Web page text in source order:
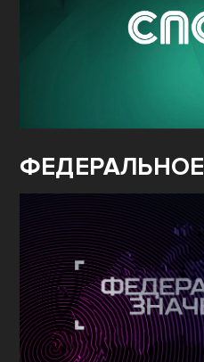
ФЕДЕРАЛЬНОЕ